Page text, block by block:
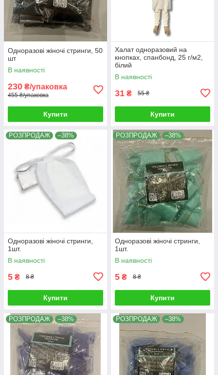
Одноразові жіночі стринги, 50
шт
В наявності
230 ₴/упаковка
455 ₴/упаковка
Купити
Халат одноразовий на
кнопках, спанбонд, 25 г/м2,
білий
В наявності
31 ₴ 55 ₴
Купити
РОЗПРОДАЖ –38%
Одноразові жіночі стринги,
1шт.
В наявності
5 ₴ 8 ₴
Купити
РОЗПРОДАЖ –38%
Одноразові жіночі стринги,
1шт.
В наявності
5 ₴ 8 ₴
Купити
РОЗПРОДАЖ –38% РОЗПРОДАЖ –38%